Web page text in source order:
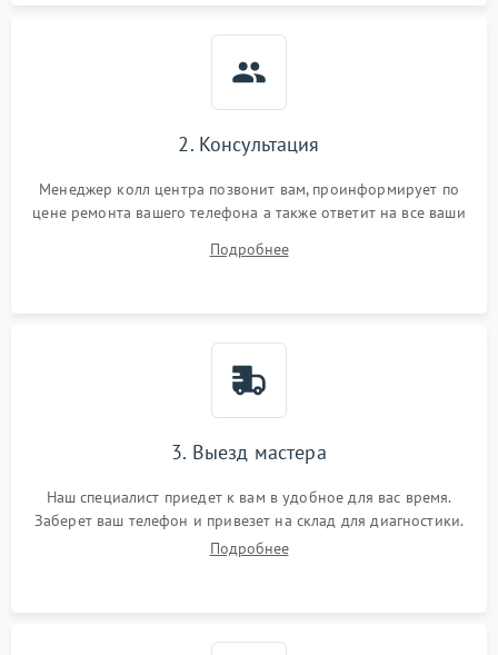
2. Консультация
Менеджер колл центра позвонит вам, проинформирует по
цене ремонта вашего телефона а также ответит на все ваши
Подробнее
3. Выезд мастера
Наш специалист приедет к вам в удобное для вас время.
Заберет ваш телефон и привезет на склад для диагностики.
Подробнее